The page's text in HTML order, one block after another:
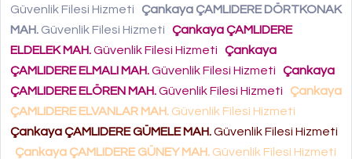
Güvenlik Filesi Hizmeti
Çankaya ÇAMLIDERE DÖRTKONAK
MAH. Güvenlik Filesi Hizmeti
Çankaya ÇAMLIDERE
ELDELEK MAH.Güvenlik Filesi Hizmeti
Çankaya
ÇAMLIDERE ELMALI MAH.Güvenlik Filesi Hizmeti
Çankaya
ÇAMLIDERE ELÖREN MAH.Güvenlik Filesi Hizmeti
Çankaya
ÇAMLIDERE ELVANLAR MAH. Güvenlik Filesi Hizmeti
Çankaya ÇAMLIDERE GÜMELE MAH.Güvenlik Filesi Hizmeti
Çankaya ÇAMLIDERE GÜNEY MAH. Güvenlik Filesi Hizmeti